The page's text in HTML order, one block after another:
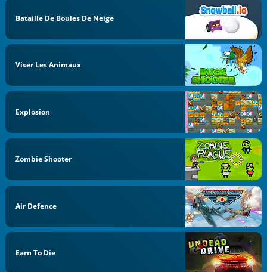
Bataille De Boules De Neige
Viser Les Animaux
Explosion
Zombie Shooter
Air Defence
Earn To Die